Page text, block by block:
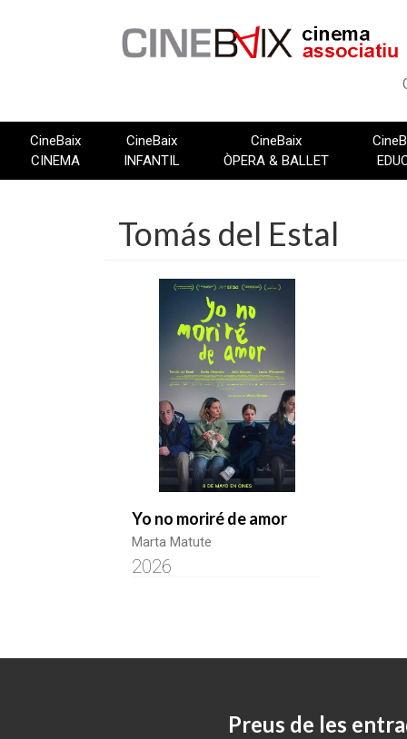
CineBaix
CINEMA
CineBaix
INFANTIL
CineBaix
ÒPERA & BALLET
Tomás del Estal
Yo no moriré de amor
Marta Matute
2026
Preus de les